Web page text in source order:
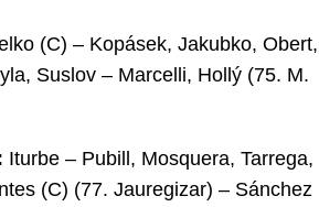
(C) – Kopásek, Jakubko, Obert,
Suslov – Marcelli, Hollý (75. M.
Iturbe – Pubill, Mosquera, Tarrega,
(C) (77. Jauregizar) – Sánchez